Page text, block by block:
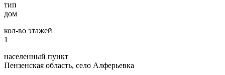
тип
дом
кол-во этажей
1
населенный пункт
Пензенская область, село Алферьевка